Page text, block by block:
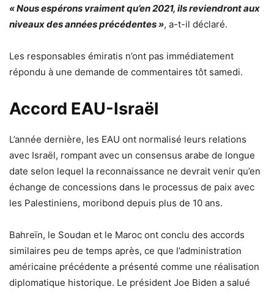
« Nous espérons vraiment qu’en 2021, ils reviendront aux
niveaux des années précédentes », a-t-il déclaré.
Les responsables émiratis n’ont pas immédiatement
répondu à une demande de commentaires tôt samedi.
Accord EAU-Israël
L’année dernière, les EAU ont normalisé leurs relations
avec Israël, rompant avec un consensus arabe de longue
date selon lequel la reconnaissance ne devrait venir qu’en
échange de concessions dans le processus de paix avec
les Palestiniens, moribond depuis plus de 10 ans.
Bahreïn, le Soudan et le Maroc ont conclu des accords
similaires peu de temps après, ce que l’administration
américaine précédente a présenté comme une réalisation
diplomatique historique. Le président Joe Biden a salué